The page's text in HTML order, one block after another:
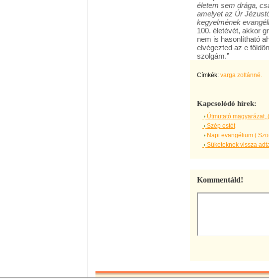
életem sem drága,
amelyet az Úr
kegyelmének
100. életévét, akkor
nem is hasonlítható
elvégezted az e
szolgám.”
Címkék: varga zoltánné.
Kapcsolódó hírek:
Útmutató
Szép estét
Napi evangélium (
Süketeknek vissza
Kommentáld!